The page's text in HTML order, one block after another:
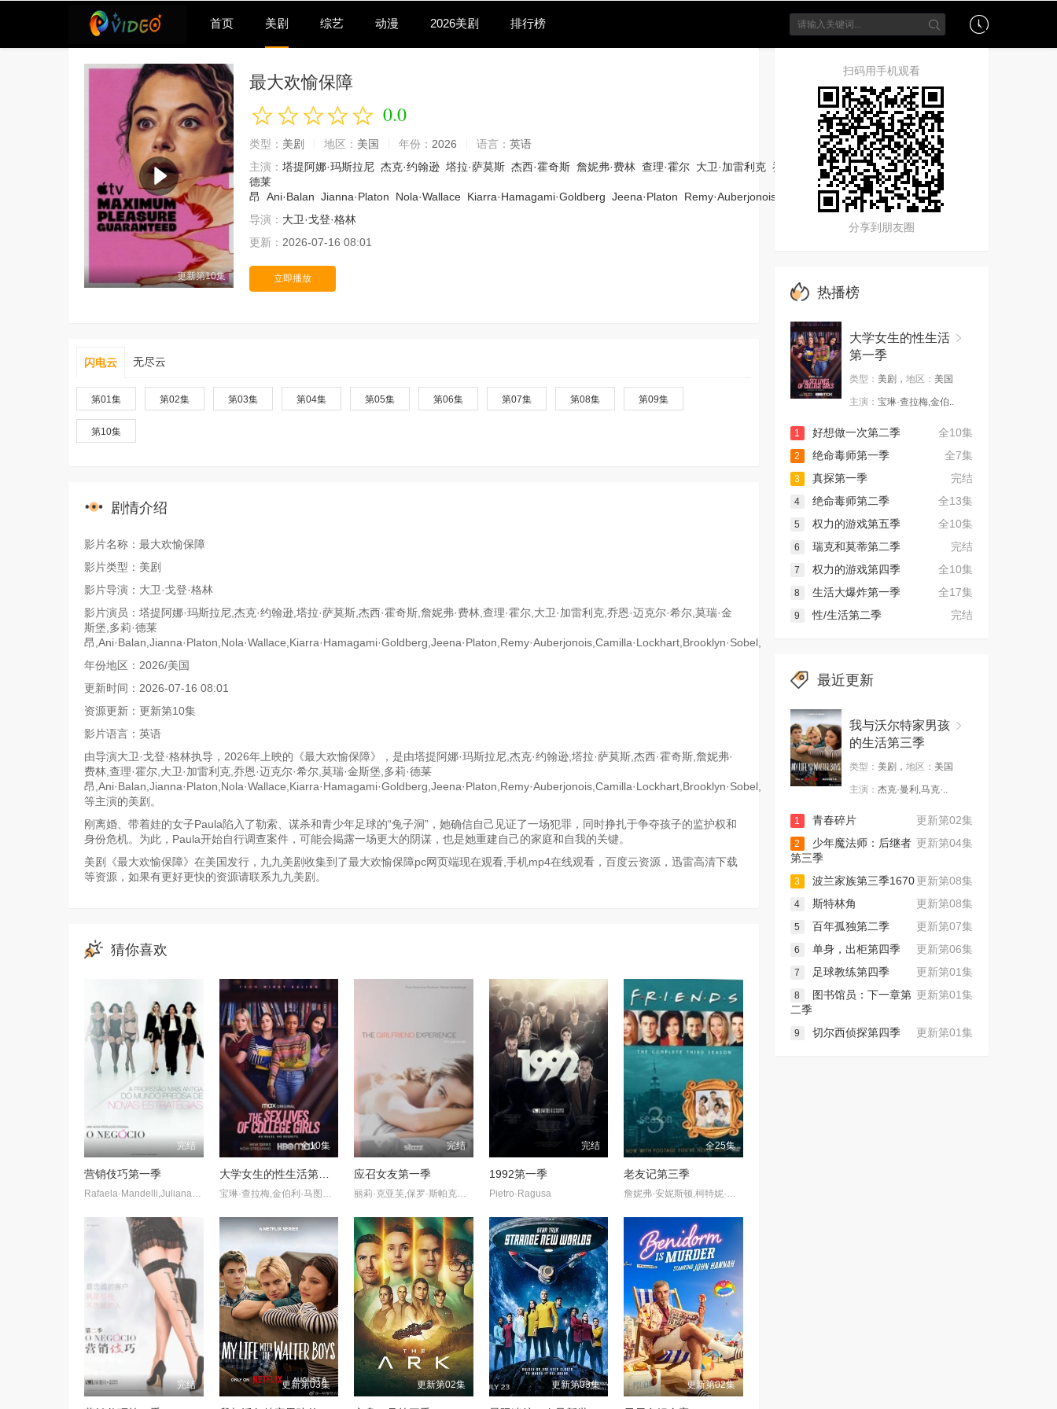
首页 美剧 综艺 动漫 2026美剧 排行榜
更新第10集
最大欢愉保障
0.0
类型： 美剧 地区： 美国 年份： 2026 语言： 英语
主演： 塔提阿娜·玛斯拉尼 杰克·约翰逊 塔拉·萨莫斯 杰西·霍奇斯 詹妮弗·费林 查理·霍尔 大卫·加雷利克 乔恩·迈克尔·希尔 莫瑞·金斯堡 多莉·
德莱
昂
Ani·Balan Jianna·Platon Nola·Wallace Kiarra·Hamagami·Goldberg Jeena·Platon Remy·Auberjonois Camilla·Lockhart
Brooklyn·Sobel
导演： 大卫·戈登·格林
更新： 2026-07-16 08:01
立即播放
闪电云 无尽云
第01集 第02集 第03集 第04集 第05集 第06集 第07集 第08集 第09集
第10集
剧情介绍
影片名称：最大欢愉保障
影片类型：美剧
影片导演：大卫·戈登·格林
影片演员：塔提阿娜·玛斯拉尼,杰克·约翰逊,塔拉·萨莫斯,杰西·霍奇斯,詹妮弗·费林,查理·霍尔,大卫·加雷利克,乔恩·迈克尔·希尔,莫瑞·金
斯堡,多莉·德莱
昂,Ani·Balan,Jianna·Platon,Nola·Wallace,Kiarra·Hamagami·Goldberg,Jeena·Platon,Remy·Auberjonois,Camilla·Lockhart,Brooklyn·Sobel,
年份地区：2026/美国
更新时间：2026-07-16 08:01
资源更新：更新第10集
影片语言：英语
由导演大卫·戈登·格林执导，2026年上映的《最大欢愉保障》，是由塔提阿娜·玛斯拉尼,杰克·约翰逊,塔拉·萨莫斯,杰西·霍奇斯,詹妮弗·
费林,查理·霍尔,大卫·加雷利克,乔恩·迈克尔·希尔,莫瑞·金斯堡,多莉·德莱
昂,Ani·Balan,Jianna·Platon,Nola·Wallace,Kiarra·Hamagami·Goldberg,Jeena·Platon,Remy·Auberjonois,Camilla·Lockhart,Brooklyn·Sobel,
等主演的美剧。
刚离婚、带着娃的女子Paula陷入了勒索、谋杀和青少年足球的“兔子洞”，她确信自己见证了一场犯罪，同时挣扎于争夺孩子的监护权和
身份危机。为此，Paula开始自行调查案件，可能会揭露一场更大的阴谋，也是她重建自己的家庭和自我的关键。
美剧《最大欢愉保障》在美国发行，九九美剧收集到了最大欢愉保障pc网页端现在观看,手机mp4在线观看，百度云资源，迅雷高清下载
等资源，如果有更好更快的资源请联系九九美剧。
猜你喜欢
完结
营销伎巧第一季
Rafaela·Mandelli,Juliana·Schalch,Michelle·Batista,João·Gabriel·Vasconcellos,Gabriel·Godoy,Guilherme·Weber
全10集
大学女生的性生活第一季
宝琳·查拉梅,金伯利·马图拉,米多莉·弗朗西斯,劳伦·斯宾瑟,史蒂芬·瓜里诺,卡维·拉德尼尔,马特·马洛伊,嘉文·莱特伍德,肯尼迪·利·斯洛克姆,马修·戈尔德,莱西·哈特塞尔,罗布·许贝尔,莱克斯·金,佩吉·陆,雪莉·谢波德,妮可·沙利文,吉利安·阿美娜特
完结
应召女友第一季
丽莉·克亚芙,保罗·斯帕克斯,玛丽·莱恩·莱杰斯库,亚历桑德拉·卡斯蒂略,肖恩·本森,德鲁·尼尔森,凯特·林恩·希尔,詹姆斯·吉尔伯特,Kate·Hewlett,Neil·Whitely,Ann·Pirvu
完结
1992第一季
Pietro·Ragusa
全25集
老友记第三季
詹妮弗·安妮斯顿,柯特妮·考克斯,丽莎·库卓,马特·勒布朗,马修·派瑞,大卫·休默
完结 更新第03集 更新第02集 更新第03集 更新第02集
扫码用手机观看
分享到朋友圈
热播榜
大学女生的性生活
第一季
类型： 美剧， 地区： 美国
主演： 宝琳·查拉梅,金伯..
全10集
1
好想做一次第二季
全7集
2
绝命毒师第一季
完结
3
真探第一季
全13集
4
绝命毒师第二季
全10集
5
权力的游戏第五季
完结
6
瑞克和莫蒂第二季
全10集
7
权力的游戏第四季
全17集
8
生活大爆炸第一季
完结
9 性/生活第二季
最近更新
我与沃尔特家男孩
的生活第三季
类型： 美剧， 地区： 美国
主演： 杰克·曼利,马克·..
更新第02集
1
青春碎片
更新第04集
2
少年魔法师：后继者
第三季
更新第08集
3
波兰家族第三季1670
更新第08集
4
斯特林角
更新第07集
5
百年孤独第二季
更新第06集
6
单身，出柜第四季
更新第01集
7
足球教练第四季
更新第01集
8
图书馆员：下一章第
二季
更新第01集
9 切尔西侦探第四季